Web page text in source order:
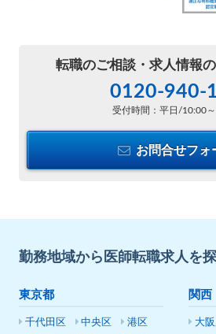
転職のご相談・ 求人情報
0120-940-
受付時間：平日/10:00
お問合せフォ
勤務地域から医師転職求人を
東京都
千代田区 中央区
港区
関西
大